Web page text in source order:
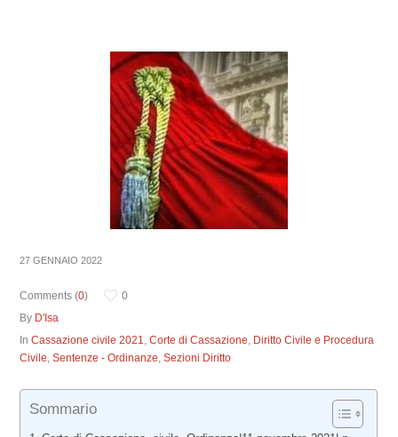
27 GENNAIO 2022
Comments (0)
0
By D'Isa
InCassazione civile 2021,Corte di Cassazione, Diritto Civile e Procedura
Civile,Sentenze - Ordinanze,Sezioni Diritto
Sommario